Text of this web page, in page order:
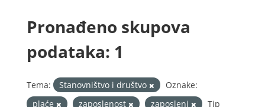
Pronađeno skupova
podataka: 1
Tema: Stanovništvo i društvo
Oznake:
plaće
zaposlenost zaposleni
Tip